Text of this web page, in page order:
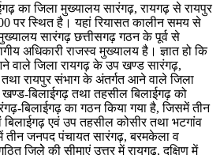
का जिला मुख्यालय सारंगढ़, रायगढ़ से रायपुर
पर स्थित है। यहां रियासत कालीन समय से
सारंगढ़ छत्तीसगढ़ गठन के पूर्व से
अधिकारी राजस्व मुख्यालय है। ज्ञात हो कि
वाले जिला रायगढ़ के उप खण्ड सारंगढ़,
रायपुर संभाग के अंतर्गत आने वाले जिला
खण्ड-बिलाईगढ़ तथा तहसील बिलाईगढ़ को
बिलाईगढ़ का गठन किया गया है, जिसमें तीन
एवं उप तहसील कोसीर तथा भटगांव
तीन जनपद पंचायत सारंगढ़, बरमकेला व
जिलेे की सीमाएं उत्तर में रायगढ़, दक्षिण में